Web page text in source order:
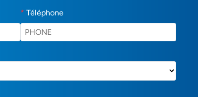
* Téléphone